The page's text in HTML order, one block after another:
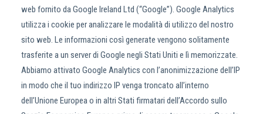
web fornito da Google Ireland Ltd (“Google”). Google Analytics
utilizza i cookie per analizzare le modalità di utilizzo del nostro
sito web. Le informazioni così generate vengono solitamente
trasferite a un server di Google negli Stati Uniti e lì memorizzate.
Abbiamo attivato Google Analytics con l’anonimizzazione dell’IP
in modo che il tuo indirizzo IP venga troncato all’interno
dell’Unione Europea o in altri Stati firmatari dell’Accordo sullo